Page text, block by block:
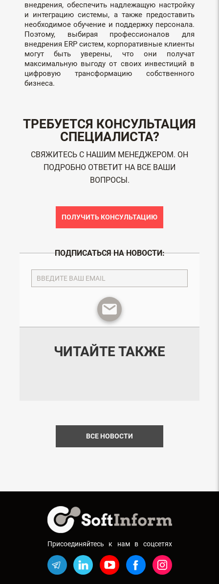
внедрения, обеспечить надлежащую настройку
и интеграцию системы, а также предоставить
необходимое обучение и поддержку персонала.
Поэтому, выбирая профессионалов для
внедрения ERP систем, корпоративные клиенты
могут быть уверены, что они получат
максимальную выгоду от своих инвестиций в
цифровую трансформацию собственного
бизнеса.
ТРЕБУЕТСЯ КОНСУЛЬТАЦИЯ
СПЕЦИАЛИСТА?
СВЯЖИТЕСЬ С НАШИМ МЕНЕДЖЕРОМ. ОН
ПОДРОБНО ОТВЕТИТ НА ВСЕ ВАШИ
ВОПРОСЫ.
ПОЛУЧИТЬ КОНСУЛЬТАЦИЮ
ПОДПИСАТЬСЯ НА НОВОСТИ:
ЧИТАЙТЕ ТАКЖЕ
ВСЕ НОВОСТИ
Присоединяйтесь к нам в соцсетях